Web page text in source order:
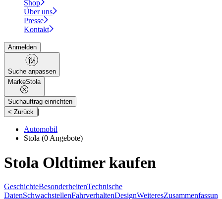
Shop
Über uns
Presse
Kontakt
Anmelden
Suche anpassen
MarkeStola
Suchauftrag einrichten
< Zurück |
Automobil
Stola (0 Angebote)
Stola Oldtimer kaufen
GeschichteBesonderheitenTechnische
DatenSchwachstellenFahrverhaltenDesignWeiteresZusammenfassung